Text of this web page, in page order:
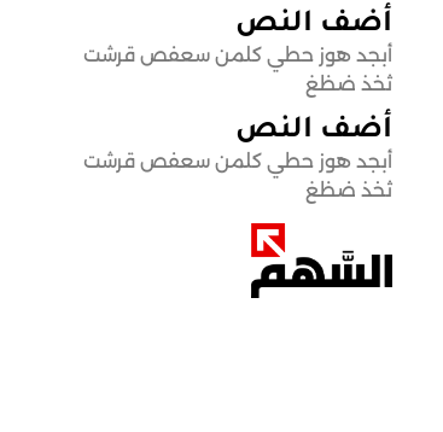
أضف النص
أبجد هوز حطي كلمن سعفص قرشت
ثخذ ضظغ
أضف النص
أبجد هوز حطي كلمن سعفص قرشت
ثخذ ضظغ